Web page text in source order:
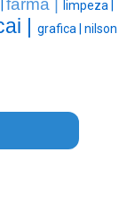
farma |
limpeza |
| grafica | nilson